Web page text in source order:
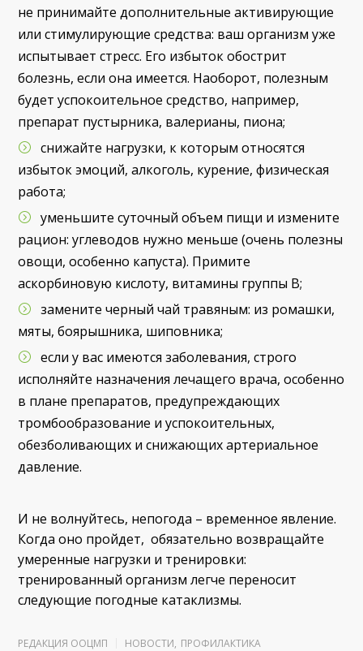
не принимайте дополнительные активирующие
или стимулирующие средства: ваш организм уже
испытывает стресс. Его избыток обострит
болезнь, если она имеется. Наоборот, полезным
будет успокоительное средство, например,
препарат пустырника, валерианы, пиона;
снижайте нагрузки, к которым относятся
избыток эмоций, алкоголь, курение, физическая
работа;
уменьшите суточный объем пищи и измените
рацион: углеводов нужно меньше (очень полезны
овощи, особенно капуста). Примите
аскорбиновую кислоту, витамины группы В;
замените черный чай травяным: из ромашки,
мяты, боярышника, шиповника;
если у вас имеются заболевания, строго
исполняйте назначения лечащего врача, особенно
в плане препаратов, предупреждающих
тромбообразование и успокоительных,
обезболивающих и снижающих артериальное
давление.
И не волнуйтесь, непогода – временное явление.
Когда оно пройдет, обязательно возвращайте
умеренные нагрузки и тренировки:
тренированный организм легче переносит
следующие погодные катаклизмы.
РЕДАКЦИЯ ООЦМП НОВОСТИ, ПРОФИЛАКТИКА